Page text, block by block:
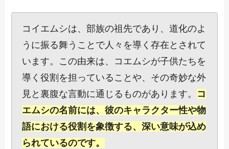
コイエムシは、部族の祖先であり、道化のよ
うに振る舞うことで人々を導く存在とされて
います。この由来は、コエムシが子供たちを
導く役割を担っていることや、その奇妙な外
見と裏腹な言動に通じるものがあります。 コ
エムシの名前には、彼のキャラクター性や物
語における役割を象徴する、深い意味が込め
られているのです。